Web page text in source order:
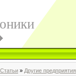
Статьи » Другие предприятия